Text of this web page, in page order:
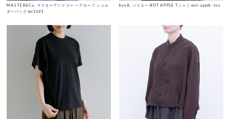
MASTER&Co. マスターアンドコー ヘアカーフ ショル
ダーバッグ mc1661
byeA. バイエー NOT APPLE Tシャツ not-apple-tee